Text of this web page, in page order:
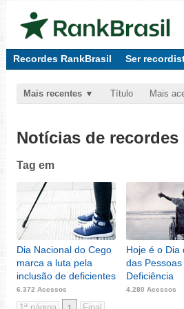
Recordes RankBrasil Ser
Mais recentes Título Mais
Notícias de
Tag em
Dia Nacional do Cego
marca a luta pela
inclusão de deficientes
6.372 Acessos
Hoje é o Dia
das Pessoas
Deficiência
4.280 Acessos